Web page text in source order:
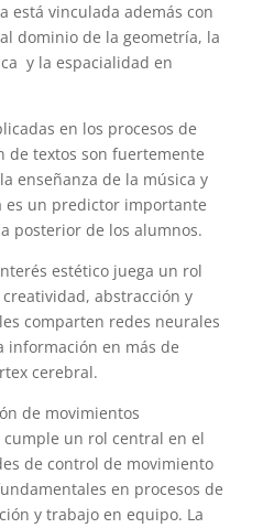
está vinculada además con
dominio de la geometría, la
y la espacialidad en
en los procesos de
de textos son fuertemente
enseñanza de la música y
es un predictor importante
posterior de los alumnos.
estético juega un rol
abstracción y
comparten redes neurales
información en más de
cerebral.
de movimientos
un rol central en el
de control de movimiento
en procesos de
y trabajo en equipo. La